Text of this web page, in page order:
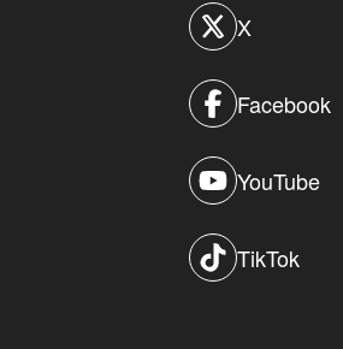
X
Facebook
YouTube
TikTok